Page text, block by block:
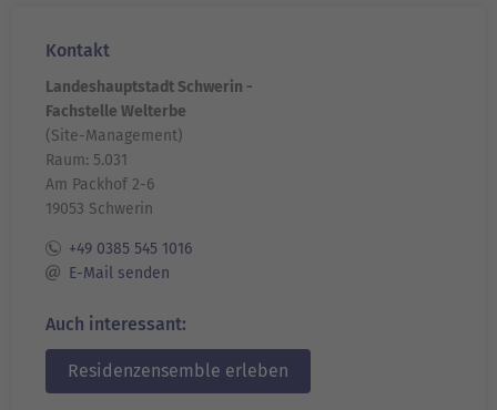
Kontakt
Landeshauptstadt Schwerin -
Fachstelle Welterbe
(Site-Management)
Raum: 5.031
Am Packhof 2-6
19053 Schwerin
+49 0385 545 1016
E-Mail senden
Auch interessant:
Residenzensemble erleben